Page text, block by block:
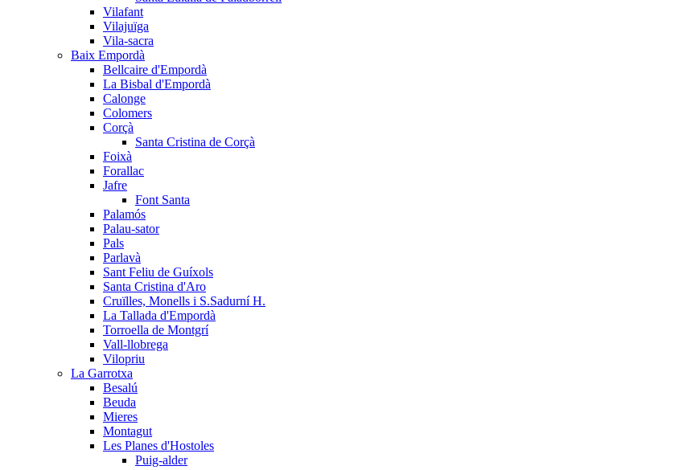
Vilafant
Vilajuïga
Vila-sacra
Baix Empordà
Bellcaire d'Empordà
La Bisbal d'Empordà
Calonge
Colomers
Corçà
Santa Cristina de Corçà
Foixà
Forallac
Jafre
Font Santa
Palamós
Palau-sator
Pals
Parlavà
Sant Feliu de Guíxols
Santa Cristina d'Aro
Cruïlles, Monells i S.Sadurní H.
La Tallada d'Empordà
Torroella de Montgrí
Vall-llobrega
Vilopriu
La Garrotxa
Besalú
Beuda
Mieres
Montagut
Les Planes d'Hostoles
Puig-alder